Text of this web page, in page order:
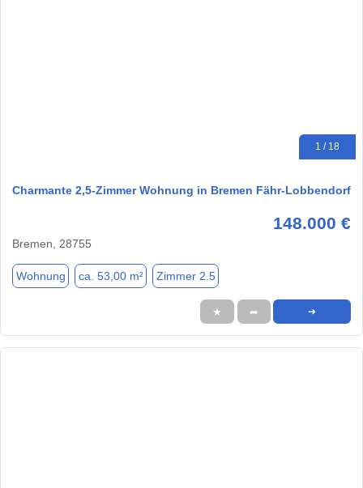
1 / 18
Charmante 2,5-Zimmer Wohnung in Bremen Fähr-Lobbendorf
148.000 €
Bremen, 28755
Wohnung ca. 53,00 m² Zimmer 2.5
★ ➦ ➜